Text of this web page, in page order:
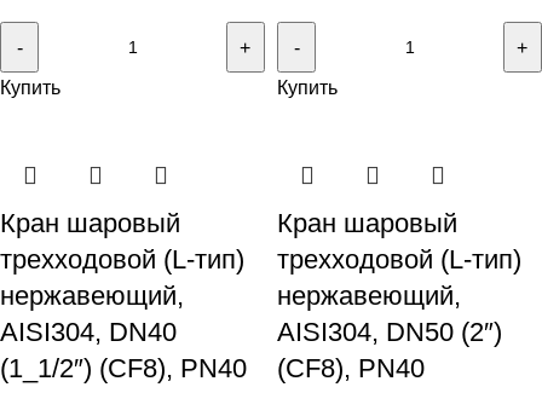
Купить Купить
Кран шаровый
трехходовой (L-тип)
нержавеющий,
AISI304, DN40
(1_1/2″) (CF8), PN40
Кран шаровый
трехходовой (L-тип)
нержавеющий,
AISI304, DN50 (2″)
(CF8), PN40